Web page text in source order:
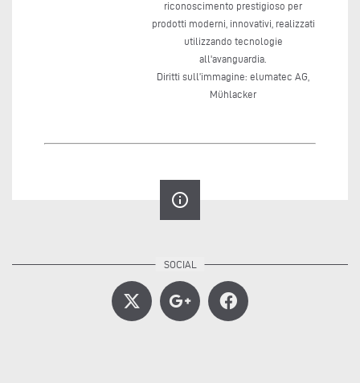
riconoscimento prestigioso per
prodotti moderni, innovativi, realizzati
utilizzando tecnologie
all'avanguardia.
Diritti sull’immagine: elumatec AG,
Mühlacker
info_outline